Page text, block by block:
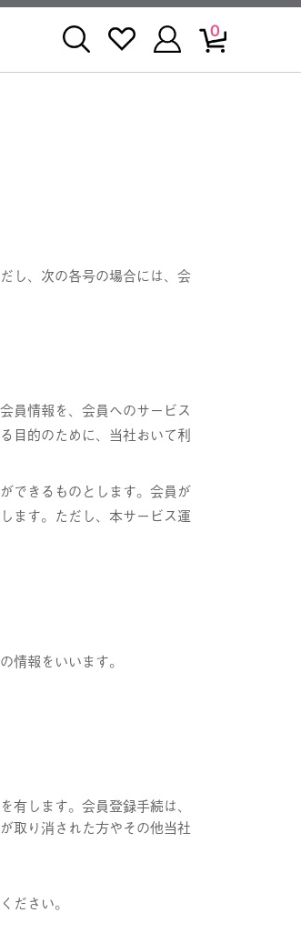
0
し、次の各号の場合には、会
員情報を、会員へのサービス
目的のために、当社おいて利
できるものとします。会員が
ます。ただし、本サービス運
情報をいいます。
します。会員登録手続は、
取り消された方やその他当社
ださい。